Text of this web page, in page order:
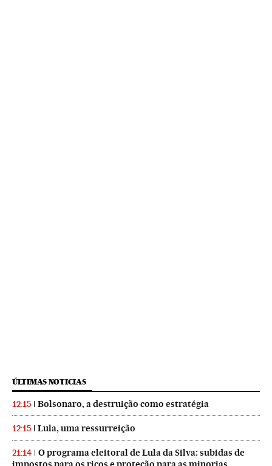
ÚLTIMAS NOTICIAS
12:15 Bolsonaro, a destruição como estratégia
12:15 Lula, uma ressurreição
21:14
O programa eleitoral de Lula da Silva: subidas de